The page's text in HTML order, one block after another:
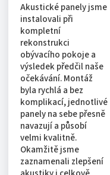
Akustické panely jsme
instalovali při
kompletní
rekonstrukci
obývacího pokoje a
výsledek předčil naše
očekávání. Montáž
byla rychlá a bez
komplikací, jednotlivé
panely na sebe přesně
navazují a působí
velmi kvalitně.
Okamžitě jsme
zaznamenali zlepšení